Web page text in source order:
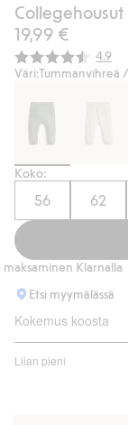
Collegehousut
19,99 €
4.9
Väri:Tummanvihreä
Koko:
56 62
Klarnalla
Etsi myymälässä
Kokemus koosta
Liian pieni
/